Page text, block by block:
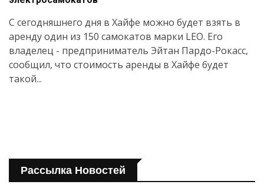
С сегодняшнего дня в Хайфе можно будет взять в
аренду один из 150 самокатов марки LEO. Его
владелец - предприниматель Эйтан Пардо-Рокасс,
сообщил, что стоимость аренды в Хайфе будет
такой...
Рассылка Новостей